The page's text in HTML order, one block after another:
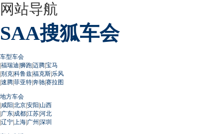
网站导航
SAA搜狐车会
车型车会
|福瑞迪|狮跑|迈腾|宝马
|别克|科鲁兹|福克斯|乐风
|速腾|菲亚特|奔驰|赛拉图
地方车会
|咸阳|北京|安阳|山西
|广东|成都|江苏|河北
|辽宁| 上海|广州 |深圳